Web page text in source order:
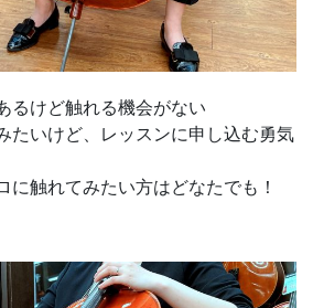
るけど触れる機会がない
たいけど、レッスンに申し込む勇気
触れてみたい方はどなたでも！